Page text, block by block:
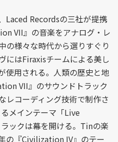
Laced Recordsの三社が提携
VII』の音楽をアナログ・レ
の様々な時代から選りすぐり
にはFiraxisチームによる美し
使用される。人類の歴史と地
VII』のサウンドトラック
レコーディング技術で制作さ
メインテーマ「Live
ックは幕を開ける。Tinの楽
の『Civilization IV』のテー